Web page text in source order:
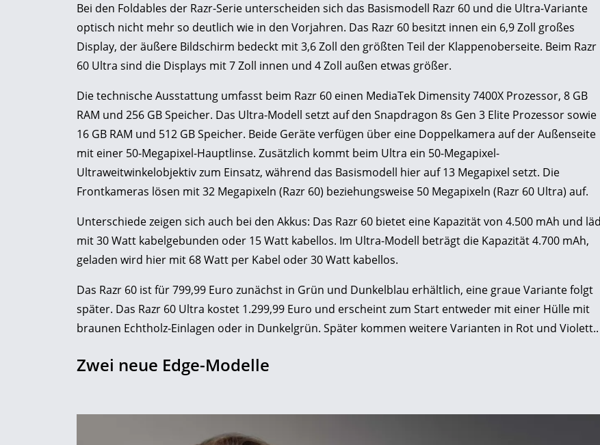
Bei den Foldables der Razr-Serie unterscheiden sich das Basismodell Razr 60 und die Ultra-Variante
optisch nicht mehr so deutlich wie in den Vorjahren. Das Razr 60 besitzt innen ein 6,9 Zoll großes
Display, der äußere Bildschirm bedeckt mit 3,6 Zoll den größten Teil der Klappenoberseite. Beim Razr
60 Ultra sind die Displays mit 7 Zoll innen und 4 Zoll außen etwas größer.
Die technische Ausstattung umfasst beim Razr 60 einen MediaTek Dimensity 7400X Prozessor, 8 GB
RAM und 256 GB Speicher. Das Ultra-Modell setzt auf den Snapdragon 8s Gen 3 Elite Prozessor sowie
16 GB RAM und 512 GB Speicher. Beide Geräte verfügen über eine Doppelkamera auf der Außenseite
mit einer 50-Megapixel-Hauptlinse. Zusätzlich kommt beim Ultra ein 50-Megapixel-
Ultraweitwinkelobjektiv zum Einsatz, während das Basismodell hier auf 13 Megapixel setzt. Die
Frontkameras lösen mit 32 Megapixeln (Razr 60) beziehungsweise 50 Megapixeln (Razr 60 Ultra) auf.
Unterschiede zeigen sich auch bei den Akkus: Das Razr 60 bietet eine Kapazität von 4.500 mAh und
mit 30 Watt kabelgebunden oder 15 Watt kabellos. Im Ultra-Modell beträgt die Kapazität 4.700 mAh,
geladen wird hier mit 68 Watt per Kabel oder 30 Watt kabellos.
Das Razr 60 ist für 799,99 Euro zunächst in Grün und Dunkelblau erhältlich, eine graue Variante folgt
später. Das Razr 60 Ultra kostet 1.299,99 Euro und erscheint zum Start entweder mit einer Hülle mit
braunen Echtholz-Einlagen oder in Dunkelgrün. Später kommen weitere Varianten in Rot und Violett..
Zwei neue Edge-Modelle